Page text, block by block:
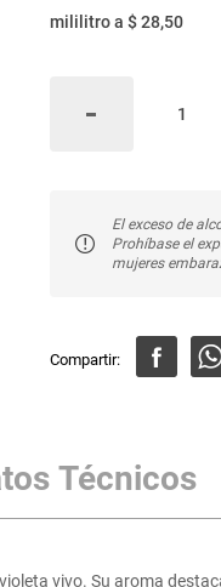
mililitroa $ 28,50
El exceso de
Prohíbase el
mujeres
Técnicos
vivo. Su aroma